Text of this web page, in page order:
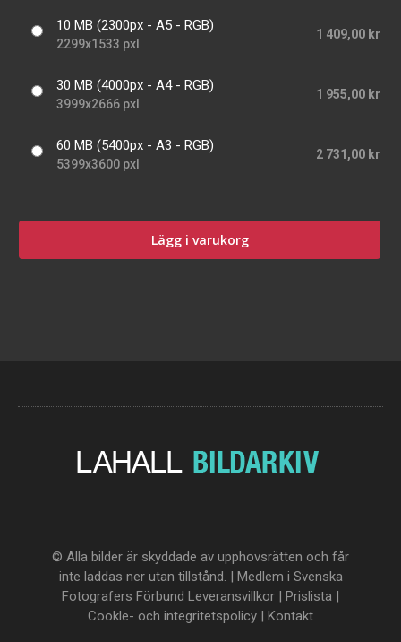
10 MB (2300px - A5 - RGB)
2299x1533 pxl
1 409,00 kr
30 MB (4000px - A4 - RGB)
3999x2666 pxl
1 955,00 kr
60 MB (5400px - A3 - RGB)
5399x3600 pxl
2 731,00 kr
Lägg i varukorg
© Alla bilder är skyddade av upphovsrätten och får
inte laddas ner utan tillstånd. | Medlem i Svenska
Fotografers Förbund Leveransvillkor | Prislista |
Cookle- och integritetspolicy | Kontakt